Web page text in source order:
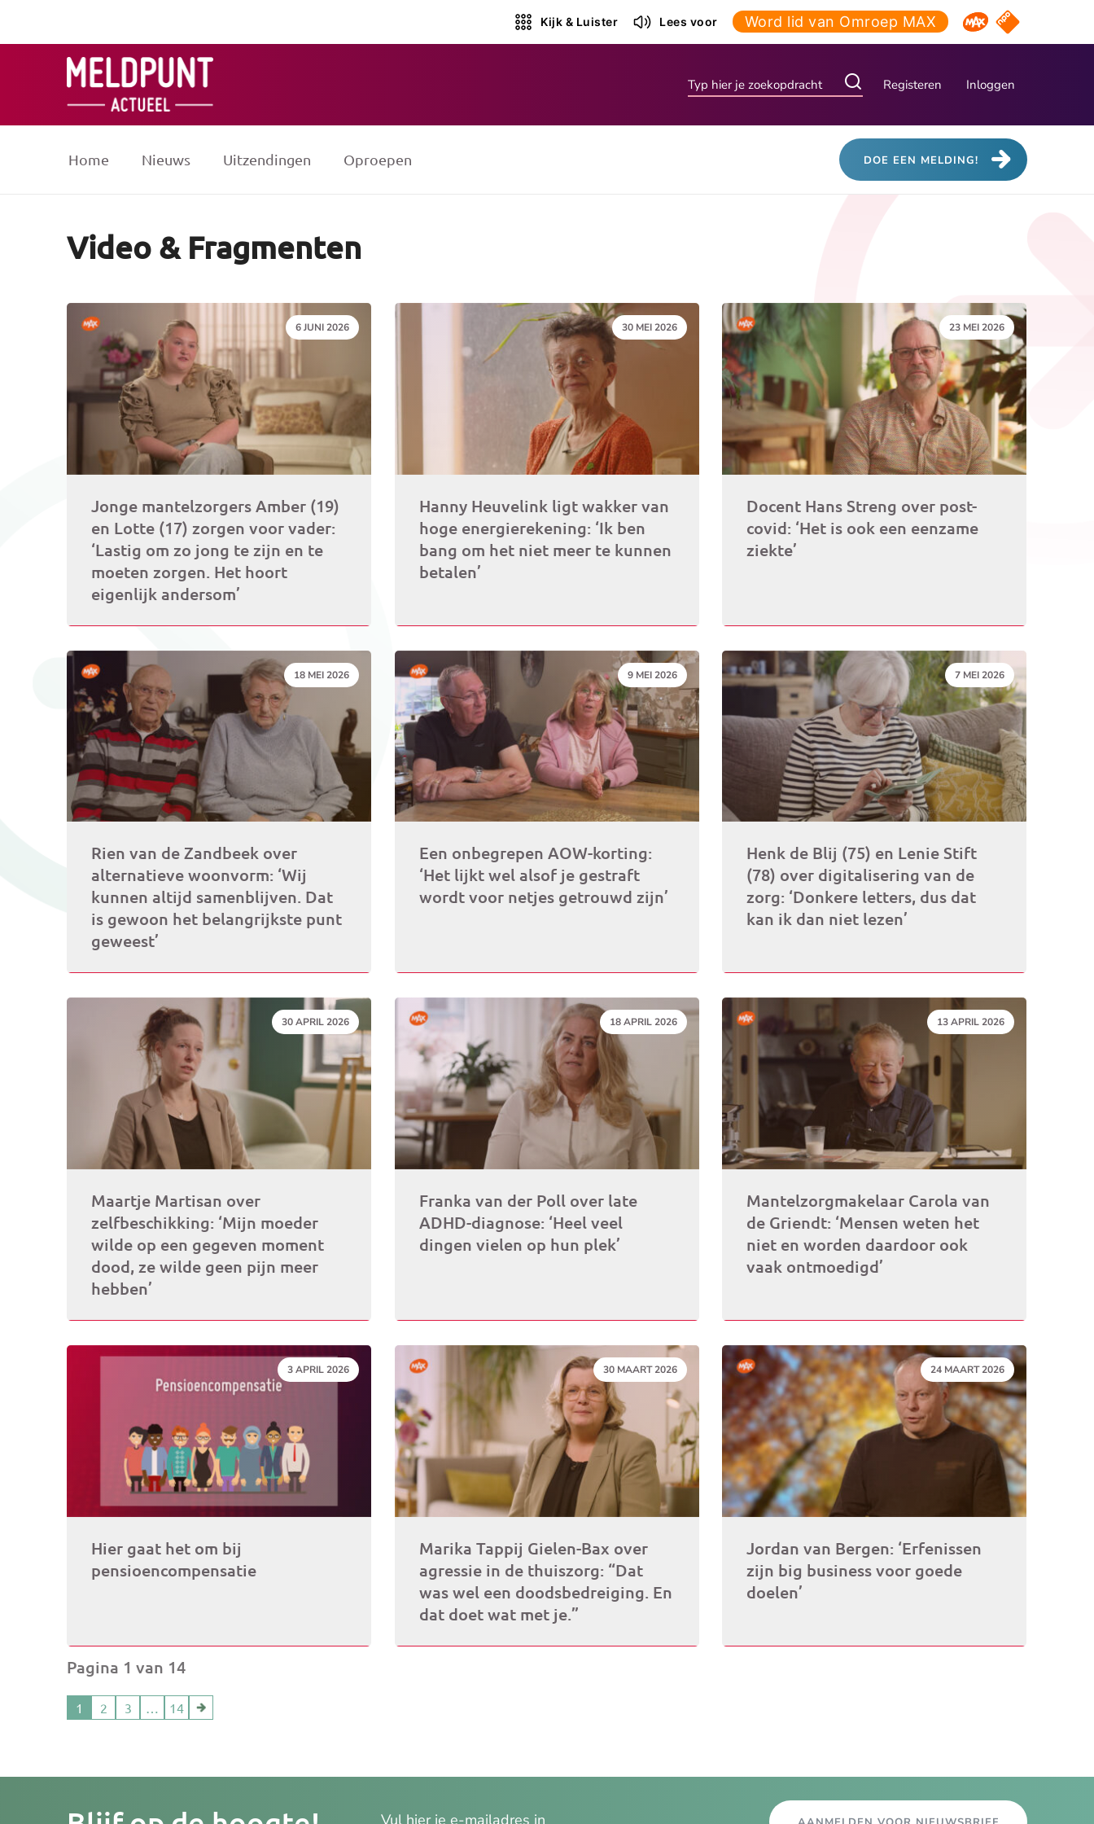
Kijk & Luister Lees voor Word lid van Omroep MAX Omroep MAX
NPO Start
Registeren Inloggen
Home Nieuws Uitzendingen Oproepen DOE EEN MELDING!
Video & Fragmenten
DATUM:
6 JUNI 2026
Jonge mantelzorgers Amber (19)
en Lotte (17) zorgen voor vader:
‘Lastig om zo jong te zijn en te
moeten zorgen. Het hoort
eigenlijk andersom’
DATUM:
30 MEI 2026
Hanny Heuvelink ligt wakker van
hoge energierekening: ‘Ik ben
bang om het niet meer te kunnen
betalen’
DATUM:
23 MEI 2026
Docent Hans Streng over post-
covid: ‘Het is ook een eenzame
ziekte’
DATUM:
18 MEI 2026
Rien van de Zandbeek over
alternatieve woonvorm: ‘Wij
kunnen altijd samenblijven. Dat
is gewoon het belangrijkste punt
geweest’
DATUM:
9 MEI 2026
Een onbegrepen AOW-korting:
‘Het lijkt wel alsof je gestraft
wordt voor netjes getrouwd zijn’
DATUM:
7 MEI 2026
Henk de Blij (75) en Lenie Stift
(78) over digitalisering van de
zorg: ‘Donkere letters, dus dat
kan ik dan niet lezen’
DATUM:
30 APRIL 2026
Maartje Martisan over
zelfbeschikking: ‘Mijn moeder
wilde op een gegeven moment
dood, ze wilde geen pijn meer
hebben’
DATUM:
18 APRIL 2026
Franka van der Poll over late
ADHD-diagnose: ‘Heel veel
dingen vielen op hun plek’
DATUM:
13 APRIL 2026
Mantelzorgmakelaar Carola van
de Griendt: ‘Mensen weten het
niet en worden daardoor ook
vaak ontmoedigd’
DATUM:
3 APRIL 2026
Hier gaat het om bij
pensioencompensatie
DATUM:
30 MAART 2026
Marika Tappij Gielen-Bax over
agressie in de thuiszorg: “Dat
was wel een doodsbedreiging. En
dat doet wat met je.”
DATUM:
24 MAART 2026
Jordan van Bergen: ‘Erfenissen
zijn big business voor goede
doelen’
Pagina 1 van 14
1 2 3 14